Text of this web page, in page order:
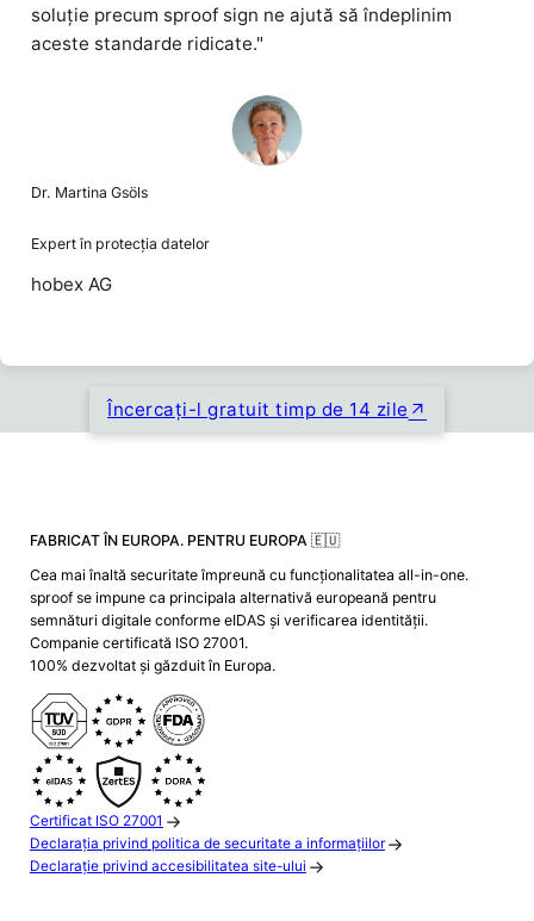
soluție precum sproof sign ne ajută să îndeplinim
aceste standarde ridicate."
Dr. Martina Gsöls
Expert în protecția datelor
hobex AG
Încercați-l gratuit timp de 14 zile
FABRICAT ÎN EUROPA. PENTRU EUROPA 🇪🇺
Cea mai înaltă securitate împreună cu funcționalitatea all-in-one.
sproof se impune ca principala alternativă europeană pentru
semnături digitale conforme eIDAS și verificarea identității.
Companie certificată ISO 27001.
100% dezvoltat și găzduit în Europa.
Certificat ISO 27001
Declarația privind politica de securitate a informațiilor
Declarație privind accesibilitatea site-ului